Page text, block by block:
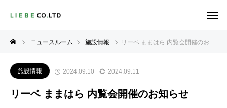
ニュースルーム 施設情報 リーベ ままはら 内覧会開催のお知らせ
施設情報 2024.09.10 2024.09.11
リーベ ままはら 内覧会開催のお知らせ